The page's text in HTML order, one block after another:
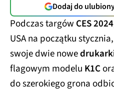
Dodaj do
Podczas targów CES 2024
USA na początku stycznia,
swoje dwie nowe
flagowym modelu K1C
do szerokiego grona